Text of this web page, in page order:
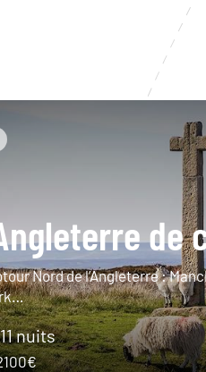
de
Nord de l’Angleterre :
nuits